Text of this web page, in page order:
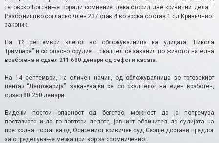
тетовско Боговиње поради сомнение дека сторил две кривични дела –
Разбојништво согласно член 237 став 4 во врска со став 1 од Кривичниот
законик.
На 12 септември влегол во обложувалница на улицата “Никола
Тримпаре” и со опасно орудие – скалпел се заканил по животот на една
вработена и одзел 211.680 денари од сефот и касата.
На 14 септември, на сличен начин, од обложувалница во трговскиот
центар “Лептокарија”, заканувајќи се со скалпелот на еден вработен,
одзел 80.250 денари.
Бидејќи постои опасност од бегство, можност да ја попречува
постапката и да го повтори делото, јавниот обвинител до судијата на
претходна постапка од Основниот кривичен суд Скопје достави предлог
за определување мерка притвор за осомничениот.